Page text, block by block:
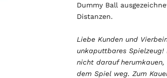
Dummy Ball
Distanzen.
Liebe Kunden und
unkaputtbares
nicht darauf herumkauen,
dem Spiel weg. Zum